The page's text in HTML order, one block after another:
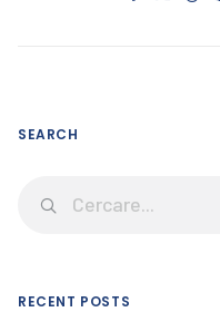
SEARCH
RECENT POSTS